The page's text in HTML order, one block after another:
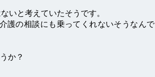
いと考えていたそうです。
護の相談にも乗ってくれないそうなんで
か？